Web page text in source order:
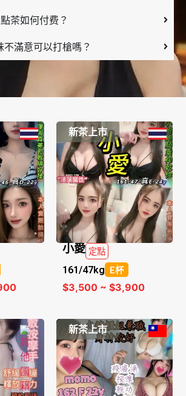
茶如何付费？
不滿意可以打槍嗎？
新茶上市
小愛 定點
161/47kg E杯
$3,500 ~ $3,900
新茶上市